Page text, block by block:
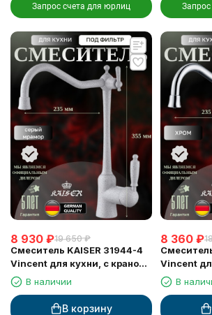
Запрос счета для юрлиц
8 930 ₽19 650 ₽
Смеситель KAISER 31944-4
Vincent для кухни, с краном
для питьевой воды, серый
мрамор
В наличии
В корзину
8 360 ₽
Vincent
дляВ